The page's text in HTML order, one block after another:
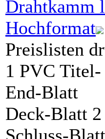
Drahtkamm
Hochformat
Preislisten
1 PVC Titel-
End-Blatt
Deck-Blatt 2